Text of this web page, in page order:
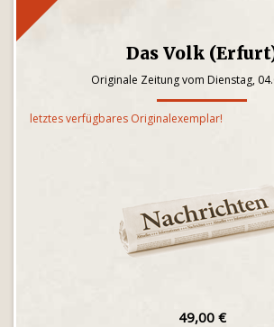
Das Volk
Originale Zeitung vom Dienstag,
letztes verfügbares Originalexemplar!
49,00 €